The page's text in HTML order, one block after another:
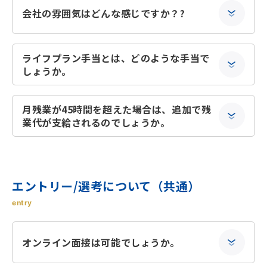
会社の雰囲気はどんな感じですか？?
ライフプラン手当とは、どのような手当で
しょうか。
月残業が45時間を超えた場合は、追加で残
業代が支給されるのでしょうか。
エントリー/選考について（共通）
entry
オンライン面接は可能でしょうか。